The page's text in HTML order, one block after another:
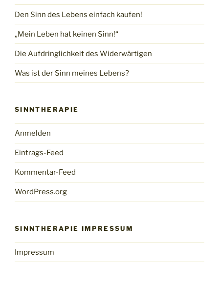
Den Sinn des Lebens einfach kaufen!
„Mein Leben hat keinen Sinn!“
Die Aufdringlichkeit des Widerwärtigen
Was ist der Sinn meines Lebens?
SINNTHERAPIE
Anmelden
Eintrags-Feed
Kommentar-Feed
WordPress.org
SINNTHERAPIE IMPRESSUM
Impressum